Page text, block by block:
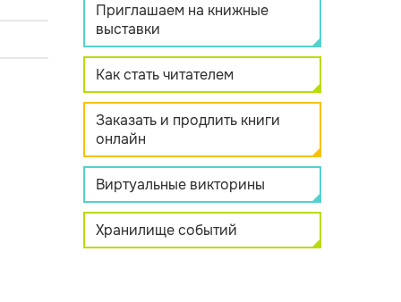
Приглашаем на книжные
выставки
Как стать читателем
Заказать и продлить книги
онлайн
Виртуальные викторины
Хранилище событий